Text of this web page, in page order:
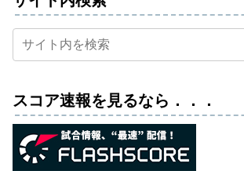
スコア速報を見るなら．．．